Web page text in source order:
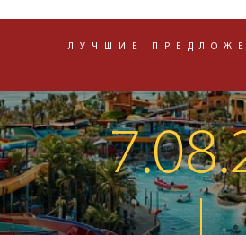
ЛУЧШИЕ